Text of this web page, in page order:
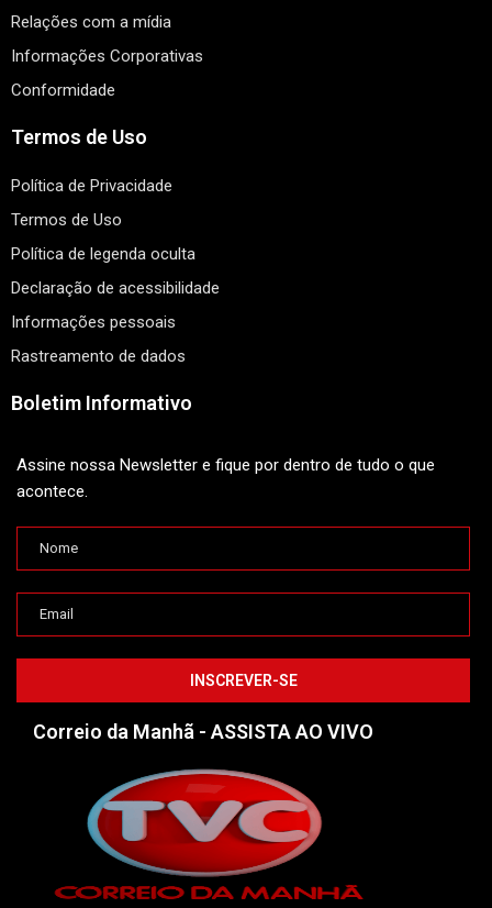
Relações com a mídia
Informações Corporativas
Conformidade
Termos de Uso
Política de Privacidade
Termos de Uso
Política de legenda oculta
Declaração de acessibilidade
Informações pessoais
Rastreamento de dados
Boletim Informativo
Assine nossa Newsletter e fique por dentro de tudo o que
acontece.
Correio da Manhã - ASSISTA AO VIVO